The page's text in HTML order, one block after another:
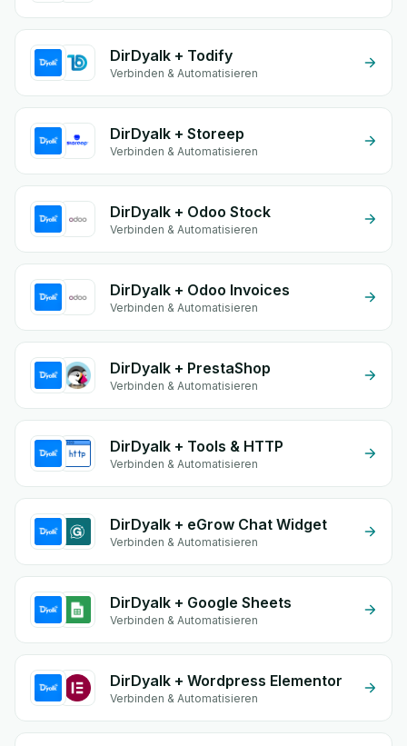
DirDyalk + Todify
Verbinden & Automatisieren
DirDyalk + Storeep
Verbinden & Automatisieren
DirDyalk + Odoo Stock
Verbinden & Automatisieren
DirDyalk + Odoo Invoices
Verbinden & Automatisieren
DirDyalk + PrestaShop
Verbinden & Automatisieren
DirDyalk + Tools & HTTP
Verbinden & Automatisieren
DirDyalk + eGrow Chat Widget
Verbinden & Automatisieren
DirDyalk + Google Sheets
Verbinden & Automatisieren
DirDyalk + Wordpress Elementor
Verbinden & Automatisieren